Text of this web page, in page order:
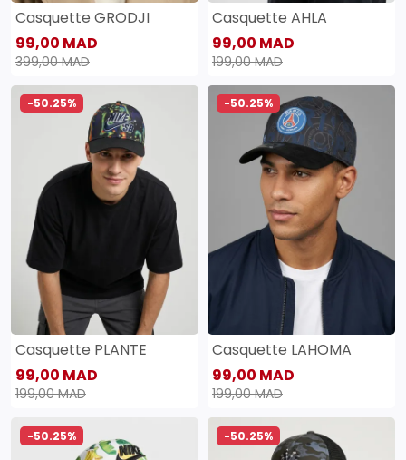
Casquette GRODJI
99,00 MAD
399,00 MAD
Casquette AHLA
99,00 MAD
199,00 MAD
-50.25%
Casquette PLANTE
99,00 MAD
199,00 MAD
-50.25%
Casquette LAHOMA
99,00 MAD
199,00 MAD
-50.25% -50.25%